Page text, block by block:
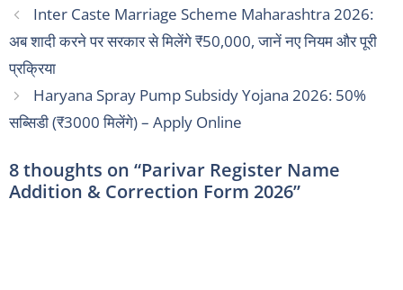
Inter Caste Marriage Scheme Maharashtra 2026:
अब शादी करने पर सरकार से मिलेंगे ₹50,000, जानें नए नियम और पूरी
प्रक्रिया
Haryana Spray Pump Subsidy Yojana 2026: 50%
सब्सिडी (₹3000 मिलेंगे) – Apply Online
8 thoughts on “Parivar Register Name
Addition & Correction Form 2026”